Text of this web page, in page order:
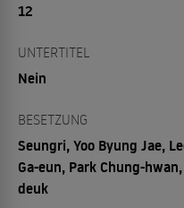
12
UNTERTITEL
Nein
BESETZUNG
Seungri, Yoo Byung Jae,
Ga-eun, Park Chung-
deuk